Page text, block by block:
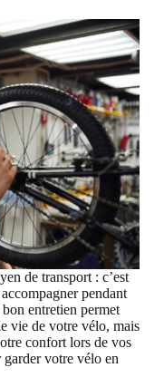
de transport : c’est
pendant
entretien permet
vie de votre vélo, mais
confort lors de vos
votre vélo en